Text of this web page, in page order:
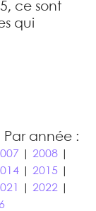
ce sont
qui
Par année :
2008|
| 2015|
2022|